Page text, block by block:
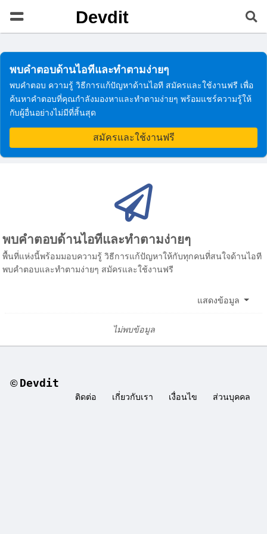
Devdit
พบคำตอบด้านไอทีและทำตามง่ายๆ
พบคำตอบ ความรู้ วิธีการแก้ปัญหาด้านไอที สมัครและใช้งานฟรี เพื่อ
ค้นหาคำตอบที่คุณกำลังมองหาและทำตามง่ายๆ พร้อมแชร์ความรู้ให้
กับผู้อื่นอย่างไม่มีที่สิ้นสุด
สมัครและใช้งานฟรี
พบคำตอบด้านไอทีและทำตามง่ายๆ
พื้นที่แห่งนี้พร้อมมอบความรู้ วิธีการแก้ปัญหาให้กับทุกคนที่สนใจด้านไอที
พบคำตอบและทำตามง่ายๆ สมัครและใช้งานฟรี
แสดงข้อมูล
ไม่พบข้อมูล
© Devdit
ติดต่อ เกี่ยวกับเรา เงื่อนไข ส่วนบุคคล